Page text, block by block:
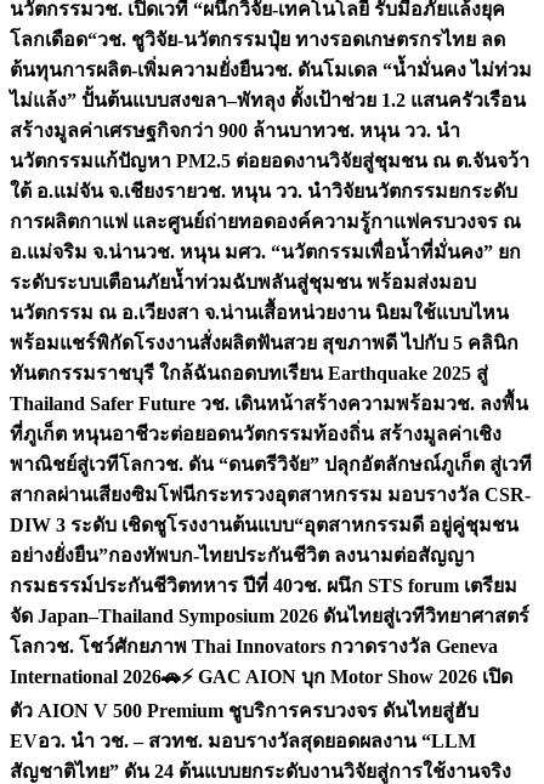
นวัตกรรมวช. เปิดเวที “ผนึกวิจัย-เทคโนโลยี รับมือภัยแล้งยุค
โลกเดือด“วช. ชูวิจัย-นวัตกรรมปุ๋ย ทางรอดเกษตรกรไทย ลด
ต้นทุนการผลิต-เพิ่มความยั่งยืนวช. ดันโมเดล “น้ำมั่นคง ไม่ท่วม
ไม่แล้ง” ปั้นต้นแบบสงขลา–พัทลุง ตั้งเป้าช่วย 1.2 แสนครัวเรือน
สร้างมูลค่าเศรษฐกิจกว่า 900 ล้านบาทวช. หนุน วว. นำ
นวัตกรรมแก้ปัญหา PM2.5 ต่อยอดงานวิจัยสู่ชุมชน ณ ต.จันจว้า
ใต้ อ.แม่จัน จ.เชียงรายวช. หนุน วว. นำวิจัยนวัตกรรมยกระดับ
การผลิตกาแฟ และศูนย์ถ่ายทอดองค์ความรู้กาแฟครบวงจร ณ
อ.แม่จริม จ.น่านวช. หนุน มศว. “นวัตกรรมเพื่อน้ำที่มั่นคง” ยก
ระดับระบบเตือนภัยน้ำท่วมฉับพลันสู่ชุมชน พร้อมส่งมอบ
นวัตกรรม ณ อ.เวียงสา จ.น่านเสื้อหน่วยงาน นิยมใช้แบบไหน
พร้อมแชร์พิกัดโรงงานสั่งผลิตฟันสวย สุขภาพดี ไปกับ 5 คลินิก
ทันตกรรมราชบุรี ใกล้ฉันถอดบทเรียน Earthquake 2025 สู่
Thailand Safer Future วช. เดินหน้าสร้างความพร้อมวช. ลงพื้น
ที่ภูเก็ต หนุนอาชีวะต่อยอดนวัตกรรมท้องถิ่น สร้างมูลค่าเชิง
พาณิชย์สู่เวทีโลกวช. ดัน “ดนตรีวิจัย” ปลุกอัตลักษณ์ภูเก็ต สู่เวที
สากลผ่านเสียงซิมโฟนีกระทรวงอุตสาหกรรม มอบรางวัล CSR-
DIW 3 ระดับ เชิดชูโรงงานต้นแบบ“อุตสาหกรรมดี อยู่คู่ชุมชน
อย่างยั่งยืน”กองทัพบก-ไทยประกันชีวิต ลงนามต่อสัญญา
กรมธรรม์ประกันชีวิตทหาร ปีที่ 40วช. ผนึก STS forum เตรียม
จัด Japan–Thailand Symposium 2026 ดันไทยสู่เวทีวิทยาศาสตร์
โลกวช. โชว์ศักยภาพ Thai Innovators กวาดรางวัล Geneva
International 2026🚗⚡️ GAC AION บุก Motor Show 2026 เปิด
ตัว AION V 500 Premium ชูบริการครบวงจร ดันไทยสู่ฮับ
EVอว. นำ วช. – สวทช. มอบรางวัลสุดยอดผลงาน “LLM
สัญชาติไทย” ดัน 24 ต้นแบบยกระดับงานวิจัยสู่การใช้งานจริง